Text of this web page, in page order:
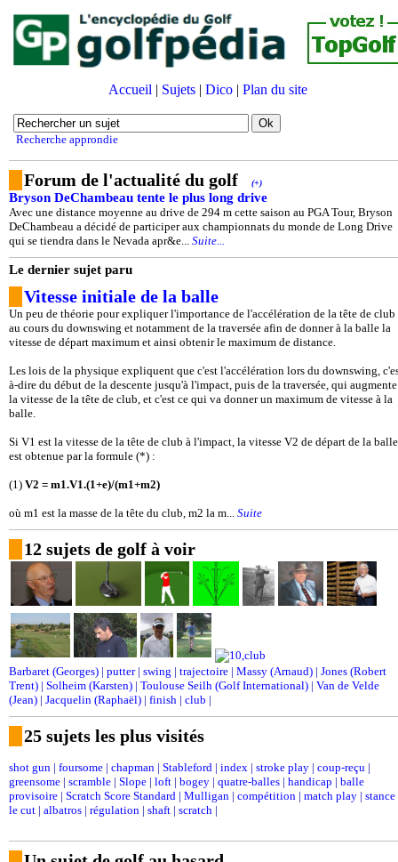
Accueil | Sujets | Dico | Plan du site
Recherche approndie
Forum de l'actualité du golf (+)
Bryson DeChambeau tente le plus long drive
Avec une distance moyenne au drive de 294 m cette saison au PGA Tour, Bryson
DeChambeau a décidé de participer aux championnats du monde de Long Drive
qui se tiendra dans le Nevada apr&e... Suite...
Le dernier sujet paru
Vitesse initiale de la balle
Un peu de théorie pour expliquer l'importance de l'accélération de la tête de club
au cours du downswing et notamment de la traversée afin de donner à la balle la
vitesse de départ maximum et ainsi obtenir le maximum de distance.
Les lois de la physique expliquent que c'est l'accélération lors du downswing,
à-dire du début de la descente jusqu'à l'impact, puis de la traversée, qui augmente
la vitesse de la tête de club, et c'est ce qui va donner un maximum de vitesse à la
balle.
Si V1 est la vitesse de la tête de club à l'impact, la vitesse V2 de départ de la balle
est obtenue par la formule (*) :
(1) V2 = m1.V1.(1+e)/(m1+m2)
où m1 est la masse de la tête du club, m2 la m... Suite
12 sujets de golf à voir
Barbaret (Georges) | putter | swing | trajectoire | Massy (Arnaud) | Jones (Robert
Trent) | Solheim (Karsten) | Toulouse Seilh (Golf International) | Van de Velde
(Jean) | Jacquelin (Raphaël) | finish | club |
25 sujets les plus visités
shot gun | foursome | chapman | Stableford | index | stroke play | coup-reçu |
greensome | scramble | Slope | loft | bogey | quatre-balles | handicap | balle
provisoire | Scratch Score Standard | Mulligan | compétition | match play | stance
le cut | albatros | régulation | shaft | scratch |